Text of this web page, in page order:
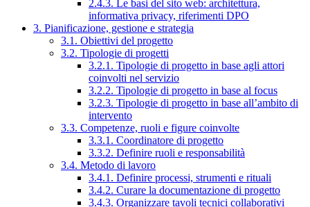
2.4.3. Le basi del sito web: architettura,
informativa privacy, riferimenti DPO
3. Pianificazione, gestione e strategia
3.1. Obiettivi del progetto
3.2. Tipologie di progetti
3.2.1. Tipologie di progetto in base agli attori
coinvolti nel servizio
3.2.2. Tipologie di progetto in base al focus
3.2.3. Tipologie di progetto in base all’ambito di
intervento
3.3. Competenze, ruoli e figure coinvolte
3.3.1. Coordinatore di progetto
3.3.2. Definire ruoli e responsabilità
3.4. Metodo di lavoro
3.4.1. Definire processi, strumenti e rituali
3.4.2. Curare la documentazione di progetto
3.4.3. Organizzare tavoli tecnici collaborativi